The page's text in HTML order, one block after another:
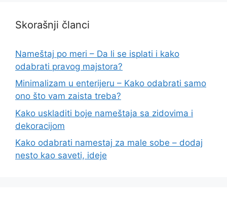
Skorašnji članci
Nameštaj po meri – Da li se isplati i kako
odabrati pravog majstora?
Minimalizam u enterijeru – Kako odabrati samo
ono što vam zaista treba?
Kako uskladiti boje nameštaja sa zidovima i
dekoracijom
Kako odabrati namestaj za male sobe – dodaj
nesto kao saveti, ideje